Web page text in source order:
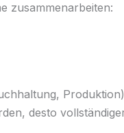
zusammenarbeiten:
desto